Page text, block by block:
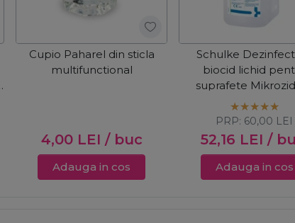
Cupio Paharel din sticla
multifunctional
4,00 LEI / buc
Adauga in cos
Schulke
biocid lichid
suprafete
Liquid 1000ml
52,16 LEI /
PRP: 60,00 LEI
Adauga in cos